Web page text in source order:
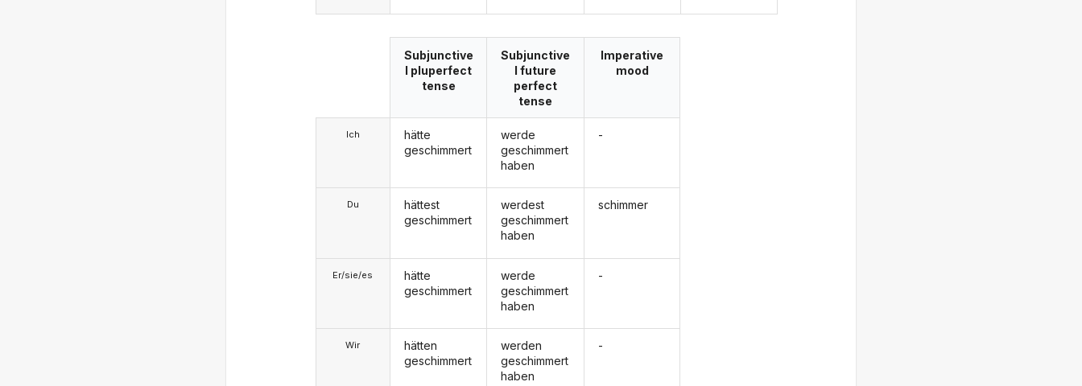
Ich
Du
Er/sie/es
Wir
Subjunctive
I pluperfect
tense
hätte
geschimmert
hättest
geschimmert
hätte
geschimmert
hätten
geschimmert
Subjunctive
I future
perfect
tense
werde
geschimmert
haben
werdest
geschimmert
haben
werde
geschimmert
haben
werden
geschimmert
haben
Imperative
mood
-
schimmer
-
-